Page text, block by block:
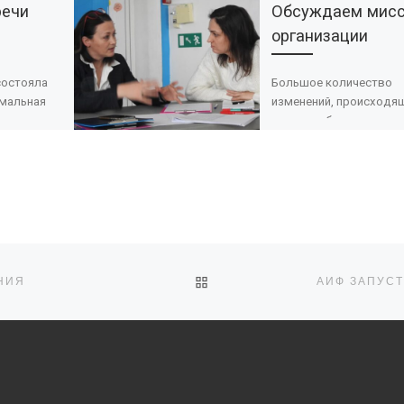
Обсуждаем
организации
Большое количество
изменений,
мире, требует от
ОБРАТНО К СПИСКУ